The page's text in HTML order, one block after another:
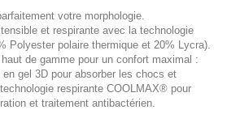
votre morphologie.
et respirante avec la technologie
Polyester polaire thermique et 20% Lycra).
de gamme pour un confort maximal :
gel 3D pour absorber les chocs et
respirante COOLMAX® pour
et traitement antibactérien.